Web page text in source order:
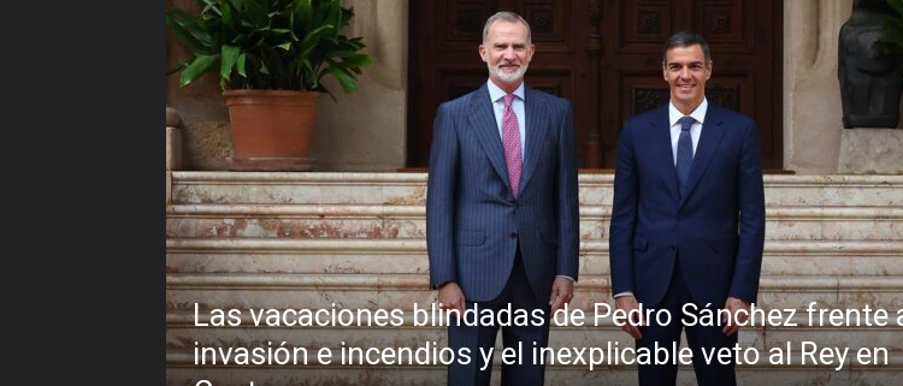
Las vacaciones blindadas de Pedro Sánchez frente a un
invasión e incendios y el inexplicable veto al Rey en